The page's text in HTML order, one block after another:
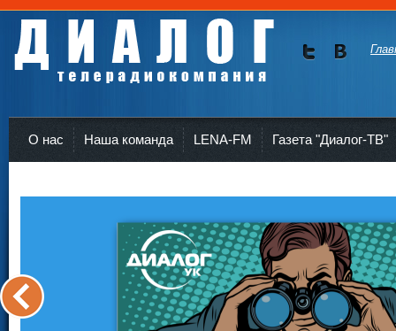
О нас Наша команда LENA-FM Газета "Диалог-ТВ"